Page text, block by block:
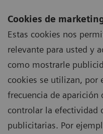
Cookies de
Estas cookies nos
relevante para usted y
como mostrarle
cookies se utilizan,
frecuencia de
controlar la efectividad
publicitarias. Por